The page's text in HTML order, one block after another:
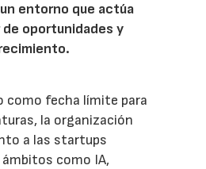
entorno que actúa
oportunidades y
como fecha límite para
la organización
a las startups
como IA,